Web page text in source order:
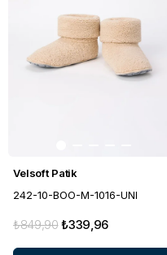
Velsoft Patik
242-10-BOO-M-1016-UNI
₺339,96
₺849,90